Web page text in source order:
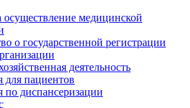
осуществление медицинской
о государственной регистрации
деятельность
пациентов
диспансеризации